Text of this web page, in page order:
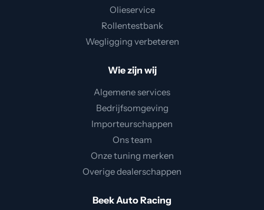
Olieservice
Rollentestbank
Wegligging verbeteren
Wie zijn wij
Algemene services
Bedrijfsomgeving
Importeurschappen
Ons team
Onze tuning merken
Overige dealerschappen
Beek Auto Racing